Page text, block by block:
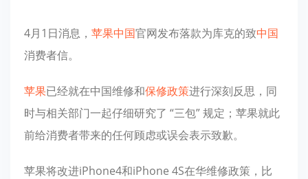
4月1日消息， 苹果中国官网发布落款为库克的致中国
消费者信。
苹果已经就在中国维修和保修政策进行深刻反思，同
时与相关部门一起仔细研究了 “三包” 规定；苹果就此
前给消费者带来的任何顾虑或误会表示致歉。
苹果将改进iPhone4和iPhone 4S在华维修政策，比